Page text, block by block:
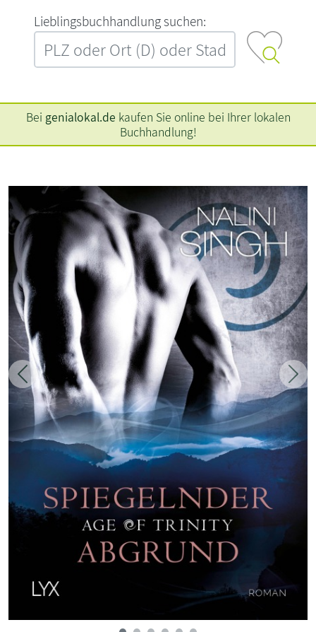
L‍i‍e‍b‍l‍i‍n‍g‍s‍b‍u‍c‍h‍h‍a‍n‍d‍l‍u‍n‍g‍ ‍s‍u‍c‍h‍e‍n‍:‍
Bei genialokal.de kaufen Sie online bei Ihrer lokalen
Buchhandlung!
Zurück